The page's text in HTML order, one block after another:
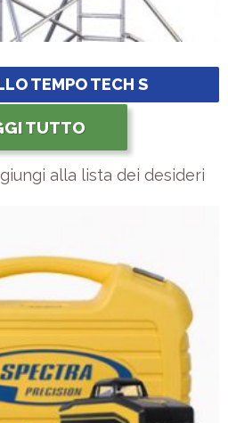
TEMPO TECH S
TUTTO
alla lista dei desideri